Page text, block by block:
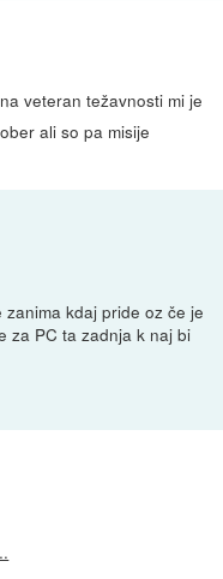
veteran težavnosti mi je
ali so pa misije
kdaj pride oz če je
za PC ta zadnja k naj bi